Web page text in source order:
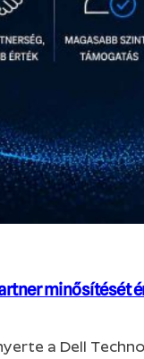
minősítését
a Dell